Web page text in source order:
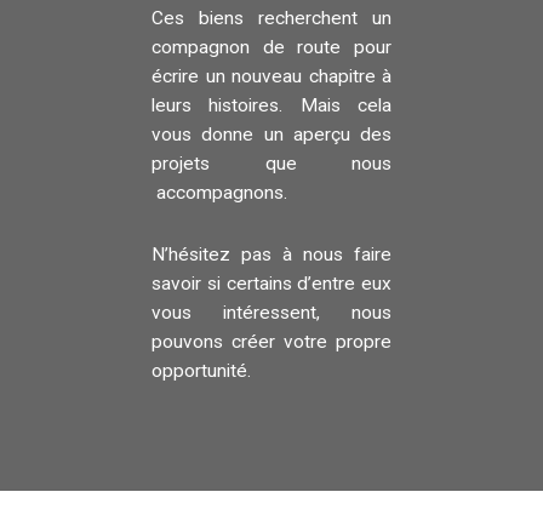
Ces biens recherchent un
compagnon de route pour
écrire un nouveau chapitre à
leurs histoires. Mais cela
vous donne un aperçu des
projets que nous
accompagnons.
N’hésitez pas à nous faire
savoir si certains d’entre eux
vous intéressent, nous
pouvons créer votre propre
opportunité.